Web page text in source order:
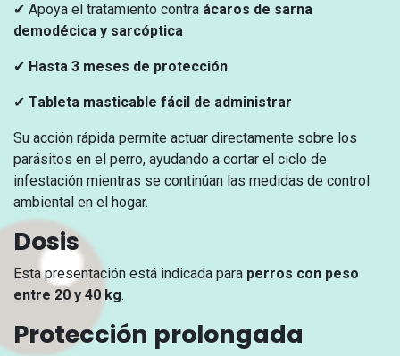
✔ Apoya el tratamiento contra ácaros de sarna
demodécica y sarcóptica
✔ Hasta 3 meses de protección
✔ Tableta masticable fácil de administrar
Su acción rápida permite actuar directamente sobre los
parásitos en el perro, ayudando a cortar el ciclo de
infestación mientras se continúan las medidas de control
ambiental en el hogar.
Dosis
Esta presentación está indicada para perros con peso
entre 20 y 40 kg.
Protección prolongada